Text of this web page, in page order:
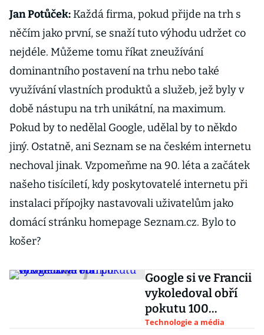
Jan Potůček:Každá firma, pokud přijde na trh s
něčím jako první, se snaží tuto výhodu udržet co
nejdéle. Můžeme tomu říkat zneužívání
dominantního postavení na trhu nebo také
využívání vlastních produktů a služeb, jež byly v
době nástupu na trh unikátní, na maximum.
Pokud by to nedělal Google, udělal by to někdo
jiný. Ostatně, ani Seznam se na českém internetu
nechoval jinak. Vzpomeňme na 90. léta a začátek
našeho tisíciletí, kdy poskytovatelé internetu při
instalaci přípojky nastavovali uživatelům jako
domácí stránku homepage Seznam.cz. Bylo to
košer?
Google si ve Francii
vykoledoval obří
pokutu 100
milionů eur
Technologie a média